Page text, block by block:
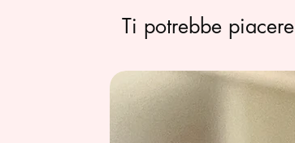
Ti potrebbe piacere